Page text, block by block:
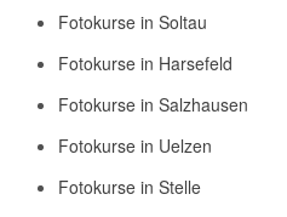
Fotokurse in Soltau
Fotokurse in Harsefeld
Fotokurse in Salzhausen
Fotokurse in Uelzen
Fotokurse in Stelle